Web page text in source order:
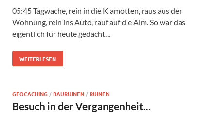
05:45 Tagwache, rein in die Klamotten, raus aus der
Wohnung, rein ins Auto, rauf auf die Alm. So war das
eigentlich für heute gedacht…
WEITERLESEN
GEOCACHING /BAURUINEN/RUINEN
Besuch in der Vergangenheit…